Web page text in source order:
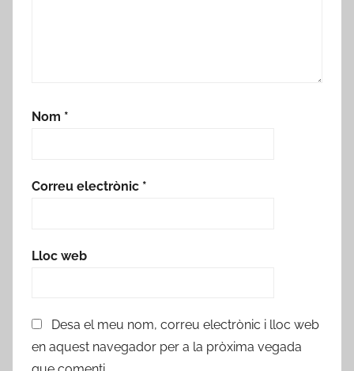
Nom *
Correu electrònic *
Lloc web
Desa el meu nom, correu electrònic i lloc web
en aquest navegador per a la pròxima vegada